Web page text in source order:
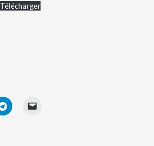
Télécharger